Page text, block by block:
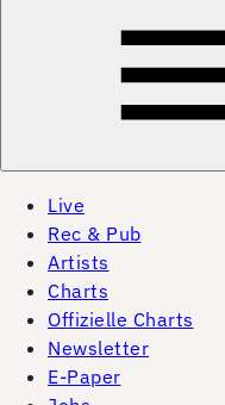
Live
Rec & Pub
Artists
Charts
Offizielle Charts
Newsletter
E-Paper